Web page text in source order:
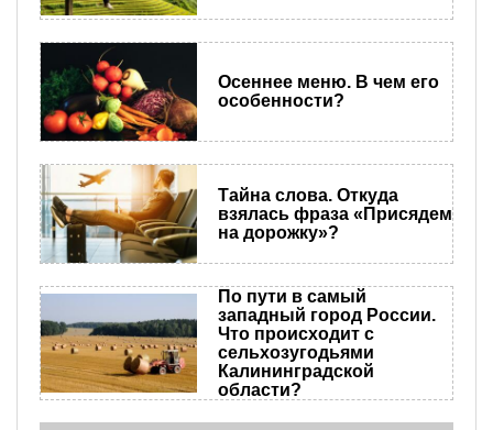
Осеннее меню. В чем его
особенности?
Тайна слова. Откуда
взялась фраза «Присядем
на дорожку»?
По пути в самый
западный город России.
Что происходит с
сельхозугодьями
Калининградской
области?